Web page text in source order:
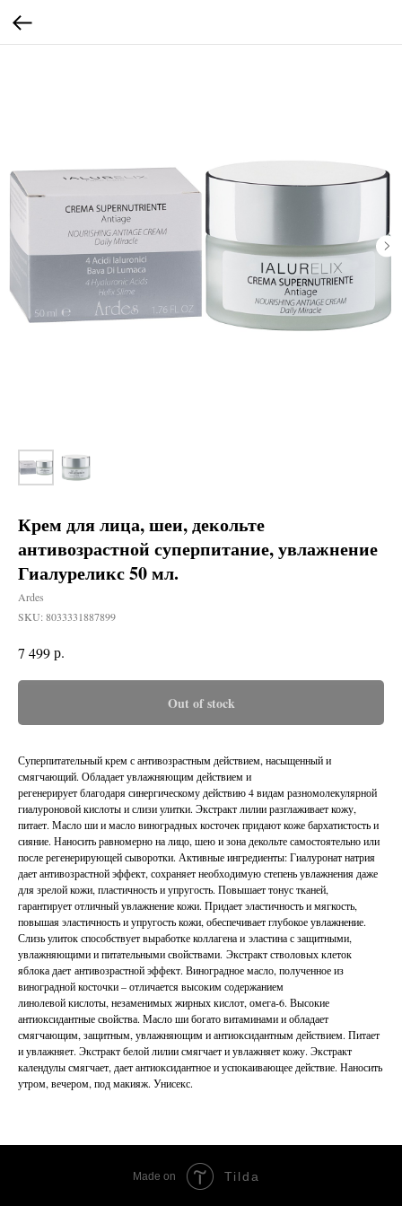
Крем для лица, шеи, декольте
антивозрастной суперпитание, увлажнение
Гиалуреликс 50 мл.
Ardes
SKU: 8033331887899
7 499р.
Out of stock
Суперпитательный крем с антивозрастным действием, насыщенный и
смягчающий. Обладает увлажняющим действием и
регенерирует благодаря синергическому действию 4 видам разномолекулярной
гиалуроновой кислоты и слизи улитки. Экстракт лилии разглаживает кожу,
питает. Масло ши и масло виноградных косточек придают коже бархатистость и
сияние. Наносить равномерно на лицо, шею и зона декольте самостоятельно или
после регенерирующей сыворотки. Активные ингредиенты: Гиалуронат натрия
дает антивозрастной эффект, сохраняет необходимую степень увлажнения даже
для зрелой кожи, пластичность и упругость. Повышает тонус тканей,
гарантирует отличный увлажнение кожи. Придает эластичность и мягкость,
повышая эластичность и упругость кожи, обеспечивает глубокое увлажнение.
Слизь улиток способствует выработке коллагена и эластина с защитными,
увлажняющими и питательными свойствами. Экстракт стволовых клеток
яблока дает антивозрастной эффект. Виноградное масло, полученное из
виноградной косточки – отличается высоким содержанием
линолевой кислоты, незаменимых жирных кислот, омега-6. Высокие
антиоксидантные свойства. Масло ши богато витаминами и обладает
смягчающим, защитным, увлажняющим и антиоксидантным действием. Питает
и увлажняет. Экстракт белой лилии смягчает и увлажняет кожу. Экстракт
календулы смягчает, дает антиоксидантное и успокаивающее действие. Наносить
утром, вечером, под макияж. Унисекс.
Made on Tilda